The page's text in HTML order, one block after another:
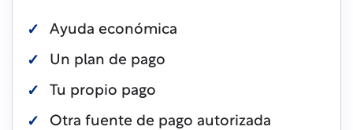
Ayuda económica
Un plan de pago
Tu propio pago
Otra fuente de pago autorizada